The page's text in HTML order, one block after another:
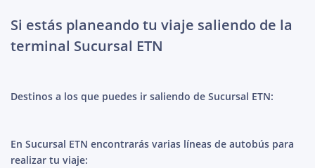
Si estás planeando tu viaje saliendo de la
terminal Sucursal ETN
Destinos a los que puedes ir saliendo de Sucursal ETN:
En Sucursal ETN encontrarás varias líneas de autobús para
realizar tu viaje: